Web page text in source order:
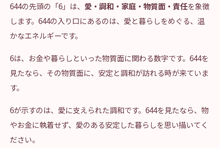
644の先頭の「6」は、 愛・調和・家庭・物質面・責任を象徴
します。644の入り口にあるのは、愛と暮らしをめぐる、温
かなエネルギーです。
6は、お金や暮らしといった物質面に関わる数字です。644を
見たなら、その物質面に、安定と調和が訪れる時が来ていま
す。
6が示すのは、愛に支えられた調和です。644を見たなら、物
やお金に執着せず、愛のある安定した暮らしを思い描いてく
ださい。